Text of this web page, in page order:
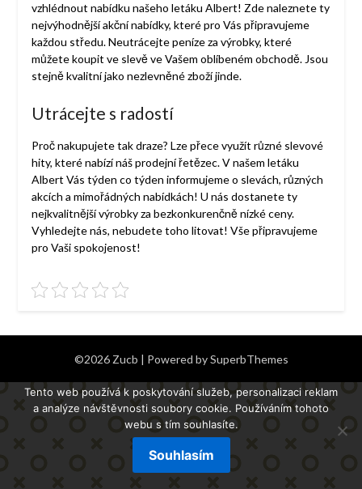
vzhlédnout nabídku našeho letáku Albert! Zde naleznete ty
nejvýhodnější akční nabídky, které pro Vás připravujeme
každou středu. Neutrácejte peníze za výrobky, které
můžete koupit ve slevě ve Vašem oblíbeném obchodě. Jsou
stejně kvalitní jako nezlevněné zboží jinde.
Utrácejte s radostí
Proč nakupujete tak draze? Lze přece využít různé slevové
hity, které nabízí náš prodejní řetězec. V našem letáku
Albert Vás týden co týden informujeme o slevách, různých
akcích a mimořádných nabídkách! U nás dostanete ty
nejkvalitnější výrobky za bezkonkurenčně nízké ceny.
Vyhledejte nás, nebudete toho litovat! Vše připravujeme
pro Vaši spokojenost!
©2026 Zucb | Powered bySuperbThemes
Tento web používá k poskytování služeb, personalizaci reklam
a analýze návštěvnosti soubory cookie. Používáním tohoto
webu s tím souhlasíte.
Souhlasím